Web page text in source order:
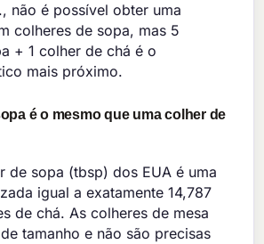
não é possível obter uma
colheres de sopa, mas 5
+ 1 colher de chá é o
mais próximo.
é o mesmo que uma colher de
de sopa (tbsp) dos EUA é uma
igual a exatamente 14,787
de chá. As colheres de mesa
tamanho e não são precisas